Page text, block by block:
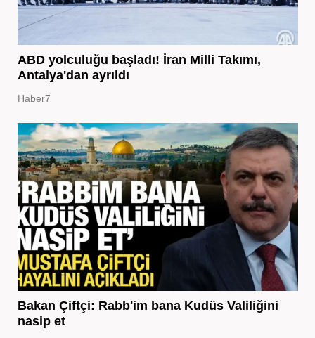
ABD yolculuğu başladı! İran Milli Takımı,
Antalya'dan ayrıldı
Haber7
Bakan Çiftçi: Rabb'im bana Kudüs Valiliğini
nasip et